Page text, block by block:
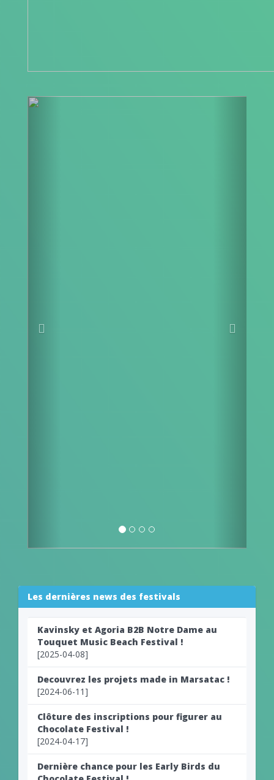
Les dernières news des festivals
Kavinsky et Agoria B2B Notre Dame au
Touquet Music Beach Festival !
[2025-04-08]
Decouvrez les projets made in Marsatac !
[2024-06-11]
Clôture des inscriptions pour figurer au
Chocolate Festival !
[2024-04-17]
Dernière chance pour les Early Birds du